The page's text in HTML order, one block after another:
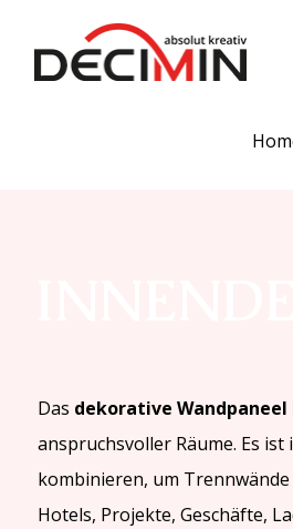
Das dekorative Wandpaneel
anspruchsvoller Räume. Es
kombinieren, um
Hotels, Projekte, Geschäfte,